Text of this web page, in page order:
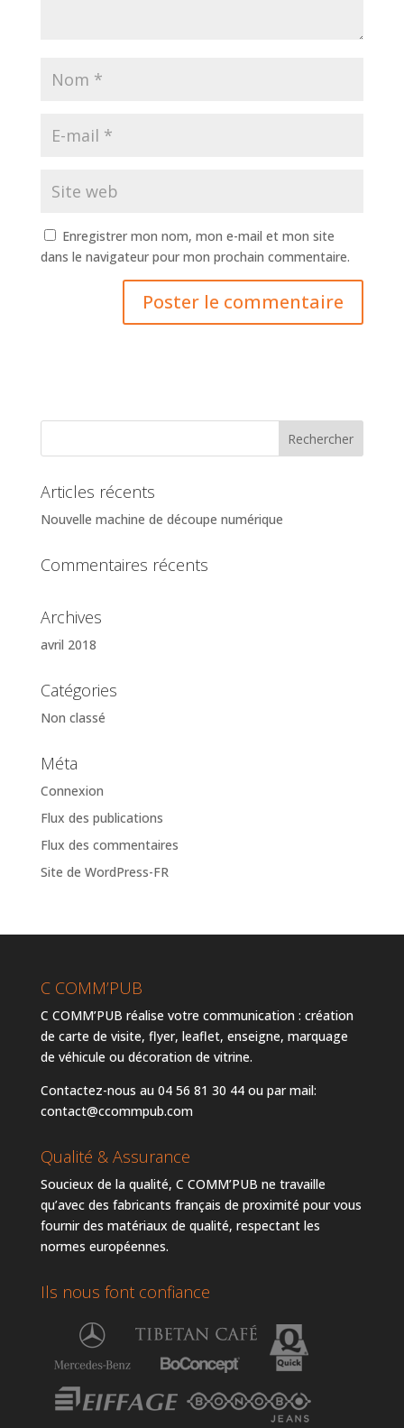
Enregistrer mon nom, mon e-mail et mon site
dans le navigateur pour mon prochain commentaire.
Articles récents
Nouvelle machine de découpe numérique
Commentaires récents
Archives
avril 2018
Catégories
Non classé
Méta
Connexion
Flux des publications
Flux des commentaires
Site de WordPress-FR
C COMM’PUB
C COMM’PUB réalise votre communication : création
de carte de visite, flyer, leaflet, enseigne, marquage
de véhicule ou décoration de vitrine.
Contactez-nous au 04 56 81 30 44 ou par mail:
contact@ccommpub.com
Qualité & Assurance
Soucieux de la qualité, C COMM’PUB ne travaille
qu’avec des fabricants français de proximité pour vous
fournir des matériaux de qualité, respectant les
normes européennes.
Ils nous font confiance